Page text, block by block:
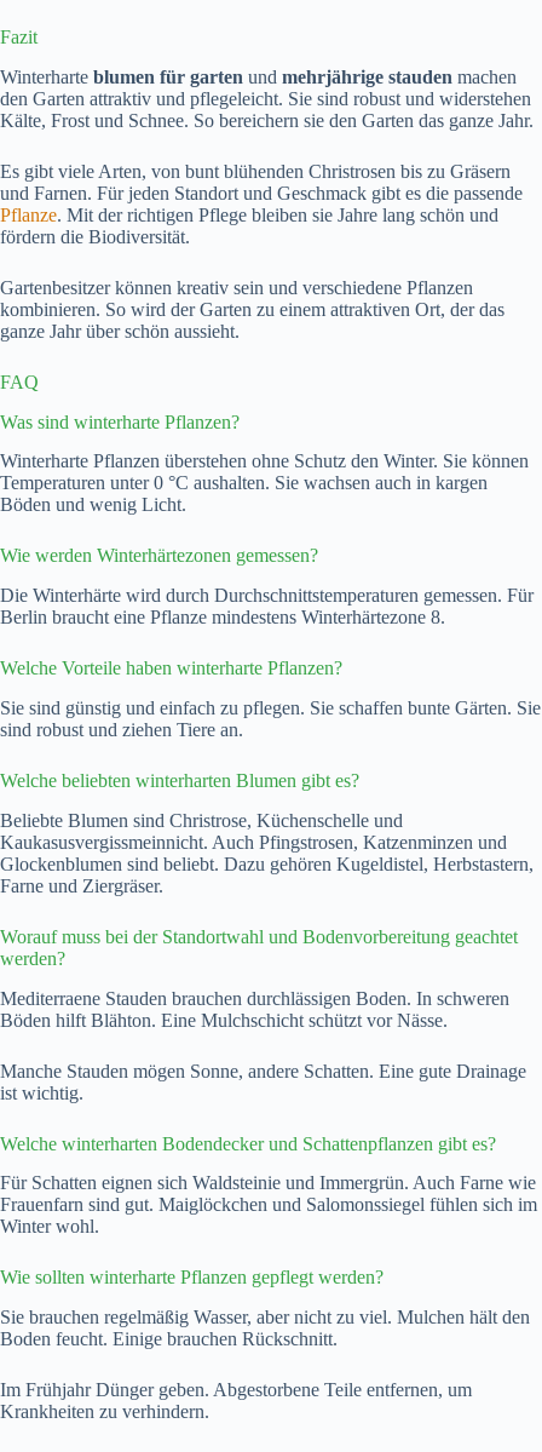
Fazit
Winterharte blumen für garten und mehrjährige stauden machen
den Garten attraktiv und pflegeleicht. Sie sind robust und widerstehen
Kälte, Frost und Schnee. So bereichern sie den Garten das ganze Jahr.
Es gibt viele Arten, von bunt blühenden Christrosen bis zu Gräsern
und Farnen. Für jeden Standort und Geschmack gibt es die passende
Pflanze. Mit der richtigen Pflege bleiben sie Jahre lang schön und
fördern die Biodiversität.
Gartenbesitzer können kreativ sein und verschiedene Pflanzen
kombinieren. So wird der Garten zu einem attraktiven Ort, der das
ganze Jahr über schön aussieht.
FAQ
Was sind winterharte Pflanzen?
Winterharte Pflanzen überstehen ohne Schutz den Winter. Sie können
Temperaturen unter 0 °C aushalten. Sie wachsen auch in kargen
Böden und wenig Licht.
Wie werden Winterhärtezonen gemessen?
Die Winterhärte wird durch Durchschnittstemperaturen gemessen. Für
Berlin braucht eine Pflanze mindestens Winterhärtezone 8.
Welche Vorteile haben winterharte Pflanzen?
Sie sind günstig und einfach zu pflegen. Sie schaffen bunte Gärten. Sie
sind robust und ziehen Tiere an.
Welche beliebten winterharten Blumen gibt es?
Beliebte Blumen sind Christrose, Küchenschelle und
Kaukasusvergissmeinnicht. Auch Pfingstrosen, Katzenminzen und
Glockenblumen sind beliebt. Dazu gehören Kugeldistel, Herbstastern,
Farne und Ziergräser.
Worauf muss bei der Standortwahl und Bodenvorbereitung geachtet
werden?
Mediterraene Stauden brauchen durchlässigen Boden. In schweren
Böden hilft Blähton. Eine Mulchschicht schützt vor Nässe.
Manche Stauden mögen Sonne, andere Schatten. Eine gute Drainage
ist wichtig.
Welche winterharten Bodendecker und Schattenpflanzen gibt es?
Für Schatten eignen sich Waldsteinie und Immergrün. Auch Farne wie
Frauenfarn sind gut. Maiglöckchen und Salomonssiegel fühlen sich im
Winter wohl.
Wie sollten winterharte Pflanzen gepflegt werden?
Sie brauchen regelmäßig Wasser, aber nicht zu viel. Mulchen hält den
Boden feucht. Einige brauchen Rückschnitt.
Im Frühjahr Dünger geben. Abgestorbene Teile entfernen, um
Krankheiten zu verhindern.